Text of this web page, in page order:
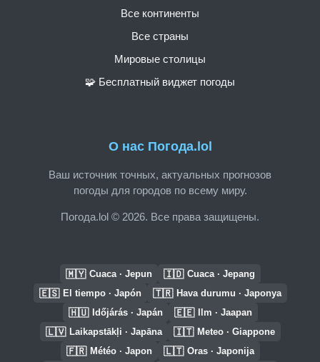
О нас Погода.lol
Ваш источник точных, актуальных прогнозов
погоды для городов по всему миру.
Погода.lol © 2026. Все права защищены.
Все континенты
Все страны
Мировые столицы
🧩 Бесплатный виджет погоды
🇲🇾 Cuaca · Jepun 🇮🇩 Cuaca · Jepang
🇪🇸 El tiempo · Japón 🇹🇷 Hava durumu · Japonya
🇭🇺 Időjárás · Japán 🇪🇪 Ilm · Jaapan
🇱🇻 Laikapstākļi · Japāna 🇮🇹 Meteo · Giappone
🇫🇷 Météo · Japon 🇱🇹 Oras · Japonija